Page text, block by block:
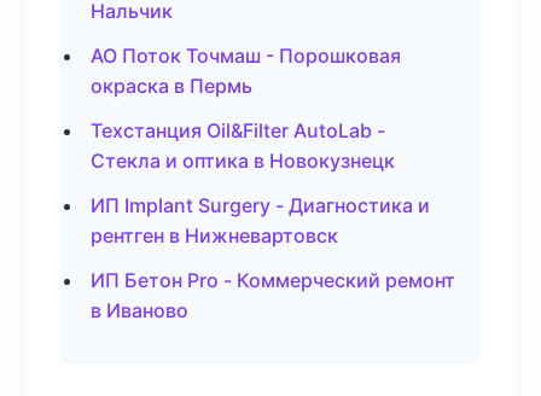
Нальчик
АО Поток Точмаш - Порошковая
окраска в Пермь
Техстанция Oil&Filter AutoLab -
Стекла и оптика в Новокузнецк
ИП Implant Surgery - Диагностика и
рентген в Нижневартовск
ИП Бетон Pro - Коммерческий ремонт
в Иваново